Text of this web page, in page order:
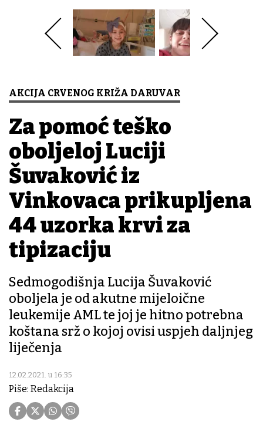
AKCIJA CRVENOG KRIŽA DARUVAR
Za pomoć teško
oboljeloj Luciji
Šuvaković iz
Vinkovaca prikupljena
44 uzorka krvi za
tipizaciju
Sedmogodišnja Lucija Šuvaković
oboljela je od akutne mijeloične
leukemije AML te joj je hitno potrebna
koštana srž o kojoj ovisi uspjeh daljnjeg
liječenja
12.02.2021. u 16:35
Piše: Redakcija